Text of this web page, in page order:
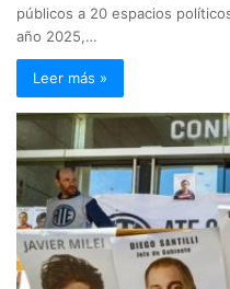
públicos a 20 espacios
año 2025,…
Leer más »